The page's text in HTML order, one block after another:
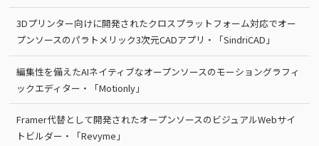
3Dプリンター向けに開発されたクロスプラットフォーム対応でオー
プンソースのパラトメリック3次元CADアプリ・「SindriCAD」
編集性を備えたAIネイティブなオープンソースのモーショングラフィ
ックエディター・「Motionly」
Framer代替として開発されたオープンソースのビジュアルWebサイ
トビルダー・「Revyme」